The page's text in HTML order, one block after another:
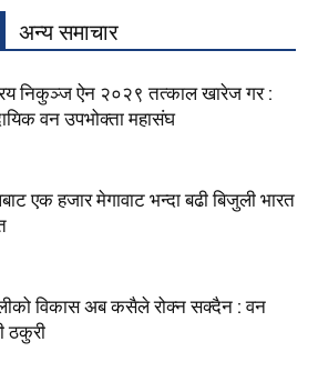
अन्य समाचार
निकुञ्ज ऐन २०२९ तत्काल खारेज गर :
वन उपभोक्ता महासंघ
एक हजार मेगावाट भन्दा बढी बिजुली भारत
विकास अब कसैले रोक्न सक्दैन : वन
ठकुरी